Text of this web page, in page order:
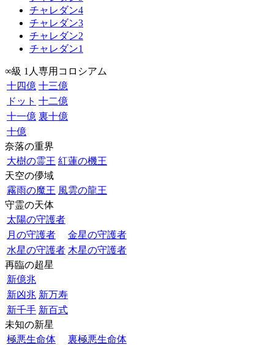
チャレダン4
チャレダン3
チャレダン2
チャレダン1
∞級 1人専用コロシアム
十四億 十三億
ドット 十二億
十一億 裏十億
十億
奈落の重界
大樹の霊王 紅蓮の機王
天空の儚域
霧雨の魔王 風雲の龍王
守霊の天体
太陽の守護者
月の守護者
金星の守護者
水星の守護者 木星の守護者
再臨の超星
新億兆
新凶兆 新万寿
新千手 新百式
未知の新星
極悪生命体
裏極悪生命体